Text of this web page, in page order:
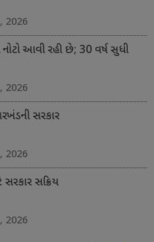
2026
નોટો આવી રહી છે; 30 વર્ષ સુધી
2026
સરકાર
2026
સરકાર સક્રિય
2026